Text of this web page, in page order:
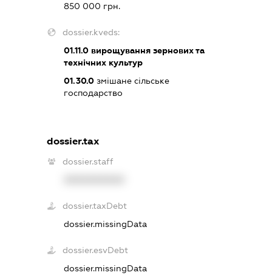
850 000 грн.
dossier.kveds:
01.11.0 вирощування зернових та
технічних культур
01.30.0 змішане сільське
господарство
dossier.tax
dossier.staff
dossier.taxDebt
dossier.missingData
dossier.esvDebt
dossier.missingData